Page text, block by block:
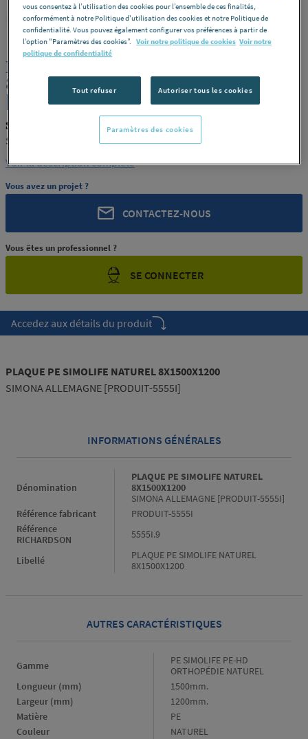
SIMONA REF : 5555I
PLAQUE PE SIMOLIFE NATUREL
8X1500X1200 SIMONA ALLEMAGNE
[PRODUIT-5555I]
SIMONA PRODUIT-5555I
SIMONA ALLEMAGNE [PRODUIT-5555I]
Voir la description complète
Vous avez un projet ?
CONTACTEZ-NOUS
Vous êtes un professionnel ?
SE CONNECTER
Accedez aux détails du produit
PLAQUE PE SIMOLIFE NATUREL 8X1500X1200
SIMONA ALLEMAGNE [PRODUIT-5555I]
INFORMATIONS GÉNÉRALES
Dénomination
PLAQUE PE SIMOLIFE NATUREL
8X1500X1200
SIMONA ALLEMAGNE [PRODUIT-5555I]
Référence fabricant
PRODUIT-5555I
Référence
RICHARDSON
5555I.9
Libellé
PLAQUE PE SIMOLIFE NATUREL
8X1500X1200
AUTRES CARACTÉRISTIQUES
Gamme Gamme
PE SIMOLIFE PE-HD
ORTHOPÉDIE NATUREL
Longueur (mm)
Longueur
(mm)
1500mm.
Largeur (mm)
Largeur
(mm)
1200mm.
Matière
Matière
PE
Couleur
Couleur
NATUREL
vous consentez à l’utilisation des cookies pour l’ensemble de ces finalités,
conformément à notre Politique d'utilisation des cookies et notre Politique de
confidentialité. Vous pouvez également configurer vos préférences à partir de
l’option "Paramètres des cookies”. Voir notre politique de cookies Voir notre
politique de confidentialité
Tout refuser Autoriser tous les cookies
Paramètres des cookies